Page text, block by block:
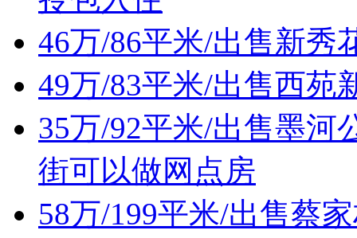
46万/86平米/出售新秀
49万/83平米/出售西苑
35万/92平米/出售墨河
街可以做网点房
58万/199平米/出售蔡